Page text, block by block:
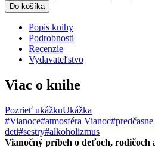
Do košíka
Popis knihy
Podrobnosti
Recenzie
Vydavateľstvo
Viac o knihe
Pozrieť ukážkuUkážka
#Vianoce#atmosféra Vianoc
deti#sestry#alkoholizmus
Vianočný príbeh o deťoch, rodičoch